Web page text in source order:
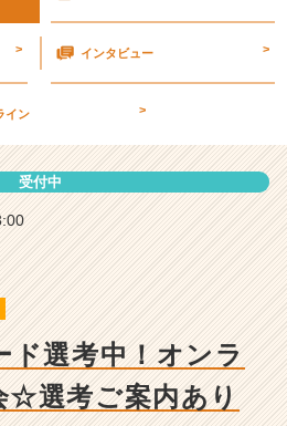
> インタビュー >
イン >
受付中
ド選考中！オンラ
☆選考ご案内あり